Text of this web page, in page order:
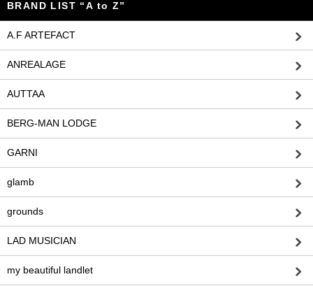
BRAND LIST “A to Z”
A.F ARTEFACT
ANREALAGE
AUTTAA
BERG-MAN LODGE
GARNI
glamb
grounds
LAD MUSICIAN
my beautiful landlet